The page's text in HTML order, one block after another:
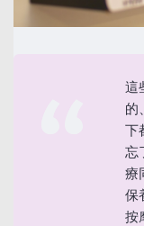
這
的
下
忘
療
保
按